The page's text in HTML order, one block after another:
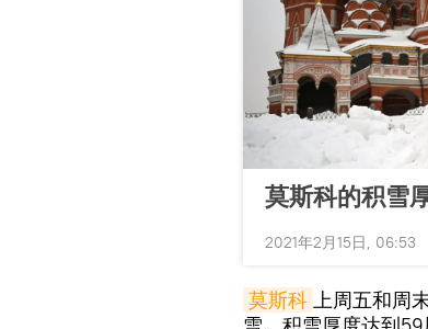
莫斯科的积雪
2021年2月15日, 06:53
莫斯科 上周五和周